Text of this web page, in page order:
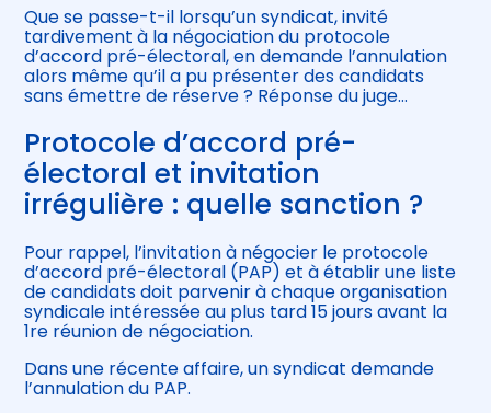
Être prêt pour la facturation
électronique
Que se passe-t-il lorsqu’un syndicat, invité
tardivement à la négociation du protocole
d’accord pré-électoral, en demande l’annulation
alors même qu’il a pu présenter des candidats
sans émettre de réserve ? Réponse du juge…
Protocole d’accord pré-
électoral et invitation
irrégulière : quelle sanction ?
Pour rappel, l’invitation à négocier le protocole
d’accord pré-électoral (PAP) et à établir une liste
de candidats doit parvenir à chaque organisation
syndicale intéressée au plus tard 15 jours avant la
1re réunion de négociation.
Dans une récente affaire, un syndicat demande
l’annulation du PAP.